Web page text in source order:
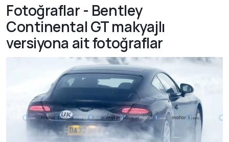
Fotoğraflar - Bentley
Continental GT makyajlı
versiyona ait fotoğraflar